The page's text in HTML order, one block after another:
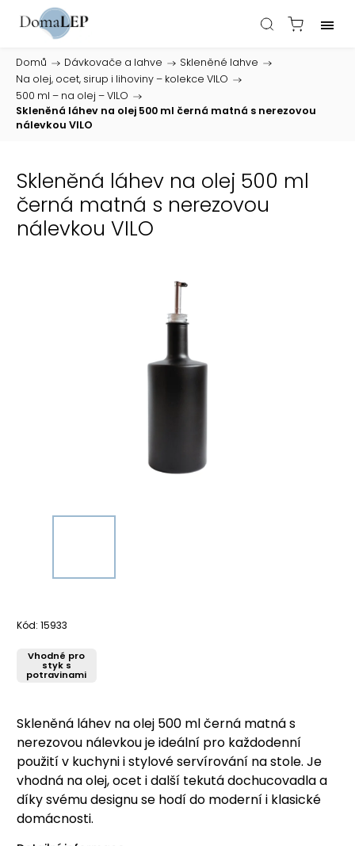
Domů / Dávkovače a lahve / Skleněné lahve /
Na olej, ocet, sirup i lihoviny – kolekce VILO /
500 ml – na olej – VILO /
Skleněná láhev na olej 500 ml černá matná s nerezovou
nálevkou VILO
Skleněná láhev na olej 500 ml
černá matná s nerezovou
nálevkou VILO
Kód: 15933
Vhodné pro
styk s
potravinami
Skleněná láhev na olej 500 ml černá matná s
nerezovou nálevkou je ideální pro každodenní
použití v kuchyni i stylové servírování na stole. Je
vhodná na olej, ocet i další tekutá dochucovadla a
díky svému designu se hodí do moderní i klasické
domácnosti.